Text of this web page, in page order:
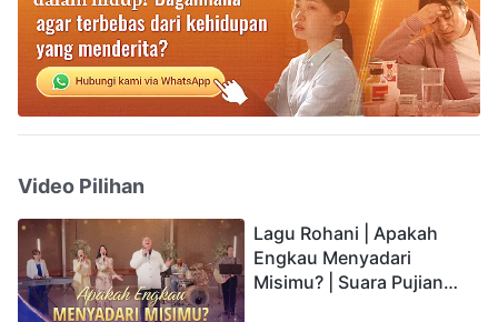
Video Pilihan
Lagu Rohani | Apakah
Engkau Menyadari
Misimu? | Suara Pujian